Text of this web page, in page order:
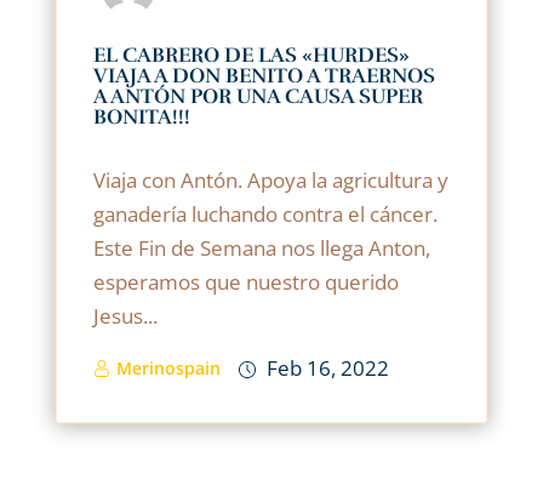
EL CABRERO DE LAS «HURDES»
VIAJA A DON BENITO A TRAERNOS
A ANTÓN POR UNA CAUSA SUPER
BONITA!!!
Viaja con Antón. Apoya la agricultura y
ganadería luchando contra el cáncer.
Este Fin de Semana nos llega Anton,
esperamos que nuestro querido
Jesus...
Merinospain Feb 16, 2022